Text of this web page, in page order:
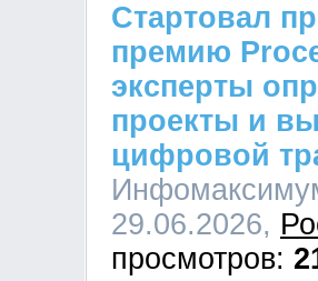
Стартовал
премию
эксперты
проекты и
цифровой
29.06.2026,